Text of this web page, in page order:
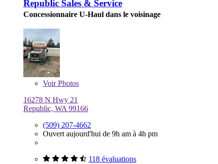
Republic Sales & Service
Concessionnaire U-Haul dans le voisinage
VoirPhotos
16278 N Hwy 21
Republic, WA 99166
(509) 207-4662
Ouvert aujourd'hui de 9h am à 4h pm
118 évaluations